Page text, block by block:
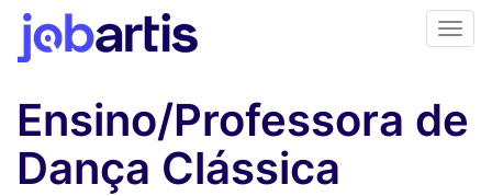
Ensino/Professora de
Dança Clássica